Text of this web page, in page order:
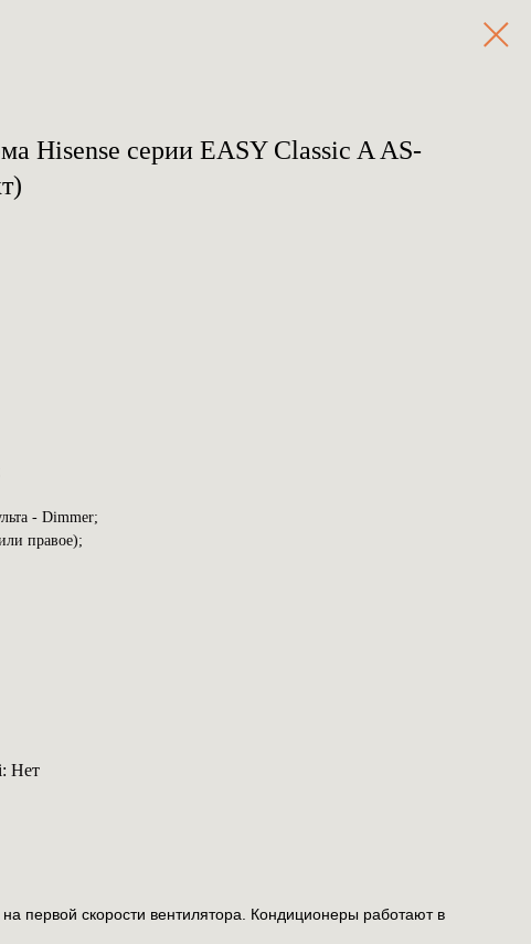
Hisense серии EASY Classic A AS-
- Dimmer;
правое);
Нет
первой скорости вентилятора. Кондиционеры работают в